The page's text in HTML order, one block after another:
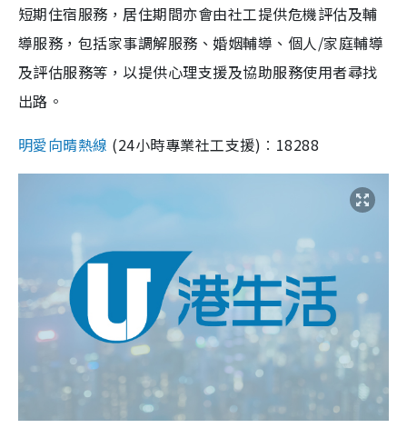
短期住宿服務，居住期間亦會由社工提供危機評估及輔
導服務，包括家事調解服務、婚姻輔導、個人/家庭輔導
及評估服務等，以提供心理支援及協助服務使用者尋找
出路。
明愛向晴熱線 (24小時專業社工支援)︰18288